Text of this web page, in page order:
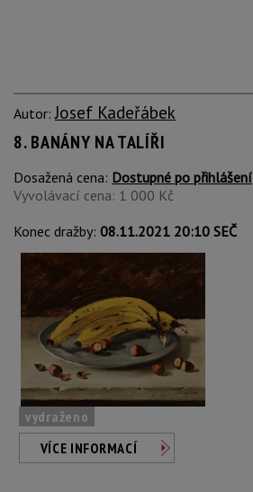
Autor:Josef Kadeřábek
8. BANÁNY NA TALÍŘI
Dosažená cena: Dostupné po přihlášení
Vyvolávací cena: 1 000 Kč
Konec dražby: 08.11.2021 20:10 SEČ
vydraženo
VÍCE INFORMACÍ